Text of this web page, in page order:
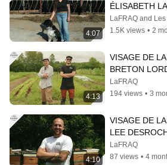
4:07
ÉLISABETH
LaFRAQ and Les
1.5K views • 2
4:13
VISAGE DE
BRETON
BÉLISLE
LaFRAQ
194 views • 3
4:10
VISAGE DE
LEE
LaFRAQ
87 views • 4